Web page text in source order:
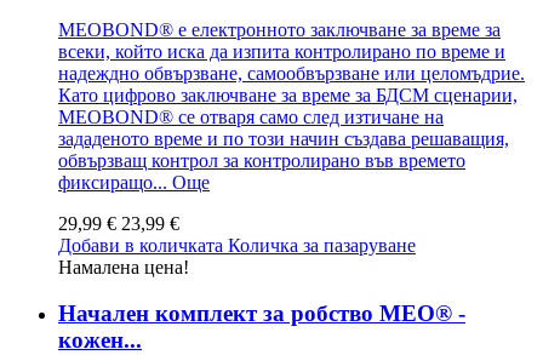
MEOBOND® е електронното заключване за време за
всеки, който иска да изпита контролирано по време и
надеждно обвързване, самообвързване или целомъдрие.
Като цифрово заключване за време за БДСМ сценарии,
MEOBOND® се отваря само след изтичане на
зададеното време и по този начин създава решаващия,
обвързващ контрол за контролирано във времето
фиксиращо... Още
29,99 € 23,99 €
Добави в количката Количка за пазаруване
Намалена цена!
Начален комплект за робство MEO® -
кожен...